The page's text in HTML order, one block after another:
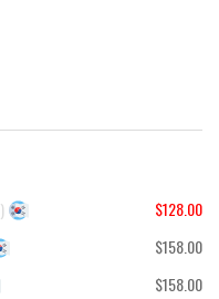
)
$128.00
$158.00
$158.00